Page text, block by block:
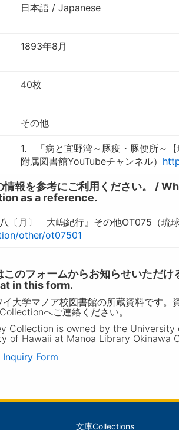
日本語 / Japanese
1893年8月
40枚
その他
1. 「病と宜野湾～豚疫・豚便所～
附属図書館YouTubeチャンネル）
情報を参考にご利用ください。 /
as a reference.
八〔月〕 大嶋紀行』その他OT075（琉
other/ot07501
このフォームからお知らせいただ
in this form.
大学マノア校図書館の所蔵資料です
へご連絡ください。
Collection is owned by the
of Hawaii at Manoa Library Okinawa
Inquiry Form
文庫Collections